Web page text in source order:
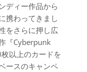
ディー作品から
携わってきまし
をさらに押し広
『Cyberpunk
以上のカードを
ースのキャンペ